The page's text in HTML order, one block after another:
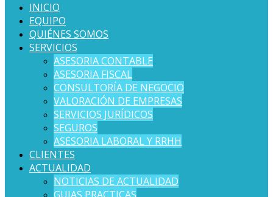
INICIO
EQUIPO
QUIÉNES SOMOS
SERVICIOS
ASESORIA CONTABLE
ASESORIA FISCAL
CONSULTORÍA DE NEGOCIO
VALORACIÓN DE EMPRESAS
SERVICIOS JURÍDICOS
SEGUROS
ASESORIA LABORAL Y RRHH
CLIENTES
ACTUALIDAD
NOTICIAS DE ACTUALIDAD